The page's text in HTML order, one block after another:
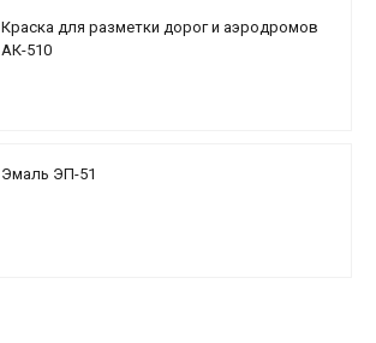
Краска для разметки дорог и аэродромов
АК-510
Эмаль ЭП-51